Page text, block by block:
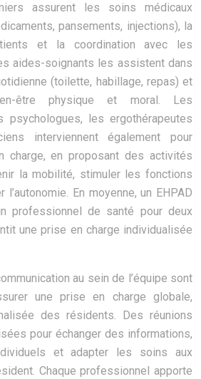
assurent les soins médicaux
pansements, injections), la
et la coordination avec les
aides-soignants les assistent dans
(toilette, habillage, repas) et
être physique et moral. Les
psychologues, les ergothérapeutes
interviennent également pour
charge, en proposant des activités
la mobilité, stimuler les fonctions
En moyenne, un EHPAD
professionnel de santé pour deux
une prise en charge individualisée
au sein de l’équipe sont
une prise en charge globale,
des résidents. Des réunions
pour échanger des informations,
et adapter les soins aux
Chaque professionnel apporte